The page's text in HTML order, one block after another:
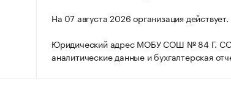
На 07 августа 2026 организация действует.
Юридический адрес МОБУ СОШ № 84 Г.
аналитические данные и бухгалтерская